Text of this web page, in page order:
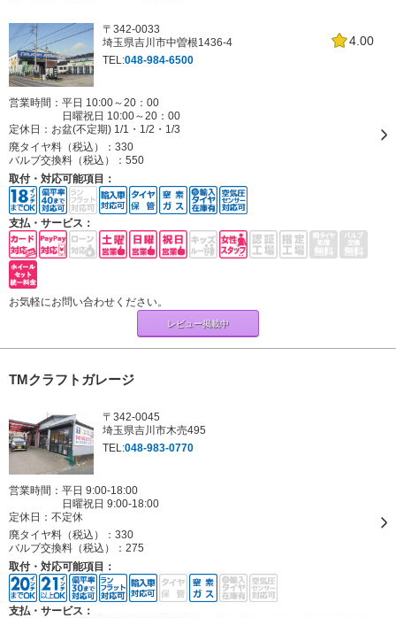
4.00
〒342-0033
埼玉県吉川市中曽根1436-4
TEL:048-984-6500
営業時間：平日 10:00～20：00
日曜祝日 10:00～20：00
定休日： お盆(不定期) 1/1・1/2・1/3
廃タイヤ料（税込）： 330
バルブ交換料（税込）： 550
取付・対応可能項目：
支払・サービス：
お気軽にお問い合わせください。
レビュー掲載中
TMクラフトガレージ
〒342-0045
埼玉県吉川市木売495
TEL:048-983-0770
営業時間：平日 9:00-18:00
日曜祝日 9:00-18:00
定休日： 不定休
廃タイヤ料（税込）： 330
バルブ交換料（税込）： 275
取付・対応可能項目：
支払・サービス：